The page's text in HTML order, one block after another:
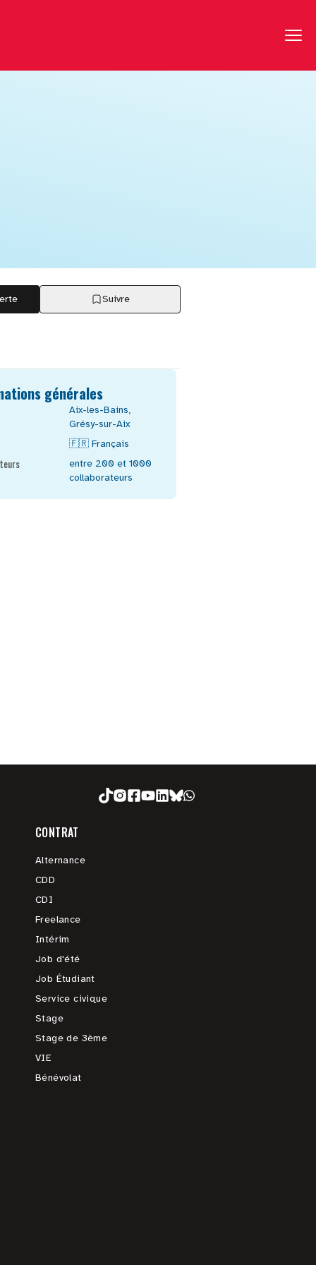
Suivre
générales
Aix-les-Bains,
Grésy-sur-Aix
🇫🇷 Français
entre 200 et 1000
collaborateurs
CONTRAT
Alternance
CDD
CDI
Freelance
Intérim
Job d'été
Job Étudiant
Service civique
Stage
Stage de 3ème
VIE
Bénévolat